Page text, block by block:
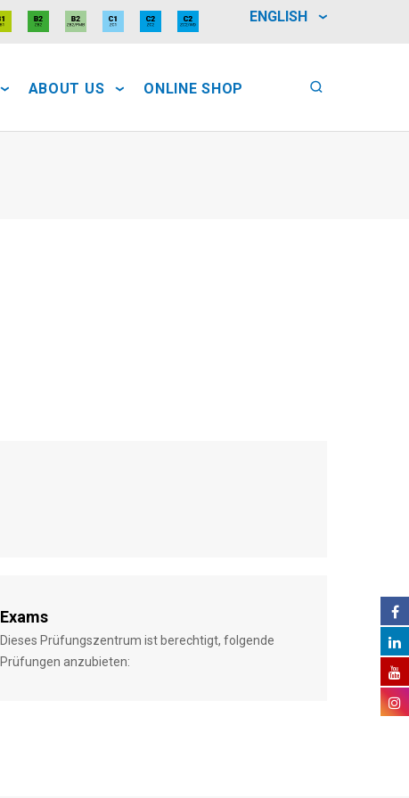
ENGLISH
ABOUT US ONLINE SHOP
Exams
Dieses Prüfungszentrum ist berechtigt, folgende
Prüfungen anzubieten: